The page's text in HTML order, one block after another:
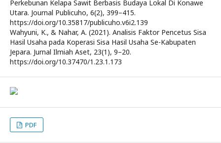
Perkebunan Kelapa Sawit Berbasis Budaya Lokal Di Konawe
Utara. Journal Publicuho, 6(2), 399–415.
https://doi.org/10.35817/publicuho.v6i2.139
Wahyuni, K., & Nahar, A. (2021). Analisis Faktor Pencetus Sisa
Hasil Usaha pada Koperasi Sisa Hasil Usaha Se-Kabupaten
Jepara. Jurnal Ilmiah Aset, 23(1), 9–20.
https://doi.org/10.37470/1.23.1.173
PDF